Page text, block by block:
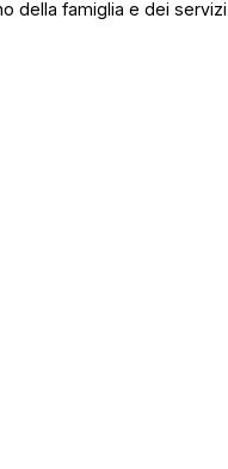
della famiglia e dei servizi